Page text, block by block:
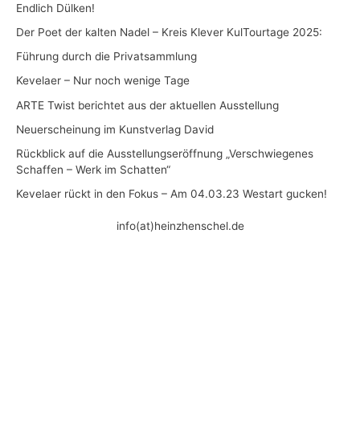
Endlich Dülken!
Der Poet der kalten Nadel – Kreis Klever KulTourtage 2025:
Führung durch die Privatsammlung
Kevelaer – Nur noch wenige Tage
ARTE Twist berichtet aus der aktuellen Ausstellung
Neuerscheinung im Kunstverlag David
Rückblick auf die Ausstellungseröffnung „Verschwiegenes
Schaffen – Werk im Schatten“
Kevelaer rückt in den Fokus – Am 04.03.23 Westart gucken!
info(at)heinzhenschel.de